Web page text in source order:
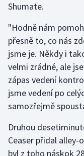
Ragby
Rychlobruslení
Rychlostní
Sportovní střelba
Shumate.
"Hodně nám
přesně to, co nás
jsme je. Někdy i
velmi zrádné, ale
zápas vedení
jsme vedení po
samozřejmě
Druhou
Ceaser přidal alley-
byl z toho náskok